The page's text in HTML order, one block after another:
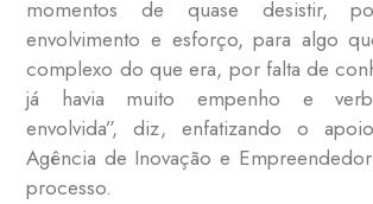
momentos de quase desistir,
envolvimento e esforço, para algo
complexo do que era, por falta de
já havia muito empenho e
envolvida”, diz, enfatizando o
Agência de Inovação e
processo.